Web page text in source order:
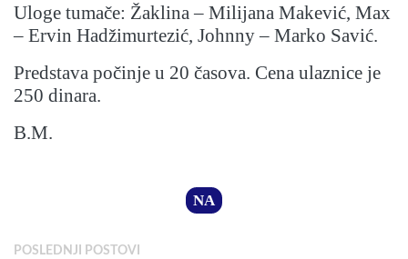
Uloge tumače: Žaklina – Milijana Makević, Max
– Ervin Hadžimurtezić, Johnny – Marko Savić.
Predstava počinje u 20 časova. Cena ulaznice je
250 dinara.
B.M.
NA
POSLEDNJI POSTOVI